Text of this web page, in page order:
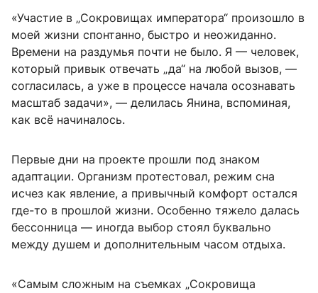
«Участие в „Сокровищах императора“ произошло в
моей жизни спонтанно, быстро и неожиданно.
Времени на раздумья почти не было. Я — человек,
который привык отвечать „да“ на любой вызов, —
согласилась, а уже в процессе начала осознавать
масштаб задачи», — делилась Янина, вспоминая,
как всё начиналось.
Первые дни на проекте прошли под знаком
адаптации. Организм протестовал, режим сна
исчез как явление, а привычный комфорт остался
где-то в прошлой жизни. Особенно тяжело далась
бессонница — иногда выбор стоял буквально
между душем и дополнительным часом отдыха.
«Самым сложным на съемках „Сокровища